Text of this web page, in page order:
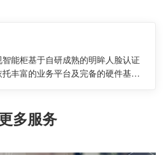
能柜基于自研成熟的明眸人脸认证
丰富的业务平台及完备的硬件基
式的一脸通智能储物解决方案，广泛
慧校园，智慧园区，智慧工厂，司
多服务